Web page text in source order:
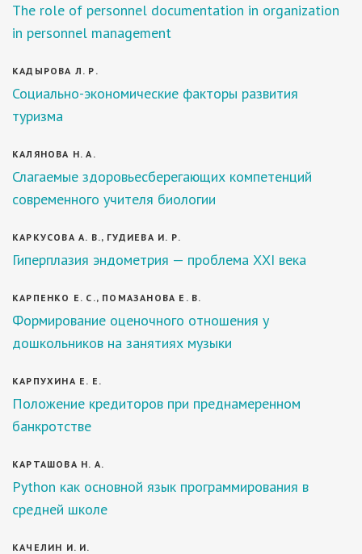
The role of personnel documentation in organization
in personnel management
КАДЫРОВА Л. Р.
Социально-экономические факторы развития
туризма
КАЛЯНОВА Н. А.
Слагаемые здоровьесберегающих компетенций
современного учителя биологии
КАРКУСОВА А. В., ГУДИЕВА И. Р.
Гиперплазия эндометрия — проблема ХХI века
КАРПЕНКО Е. С., ПОМАЗАНОВА Е. В.
Формирование оценочного отношения у
дошкольников на занятиях музыки
КАРПУХИНА Е. Е.
Положение кредиторов при преднамеренном
банкротстве
КАРТАШОВА Н. А.
Python как основной язык программирования в
средней школе
КАЧЕЛИН И. И.